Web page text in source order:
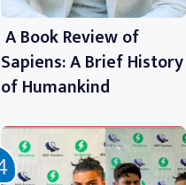
A Book Review of
Sapiens: A Brief History
of Humankind